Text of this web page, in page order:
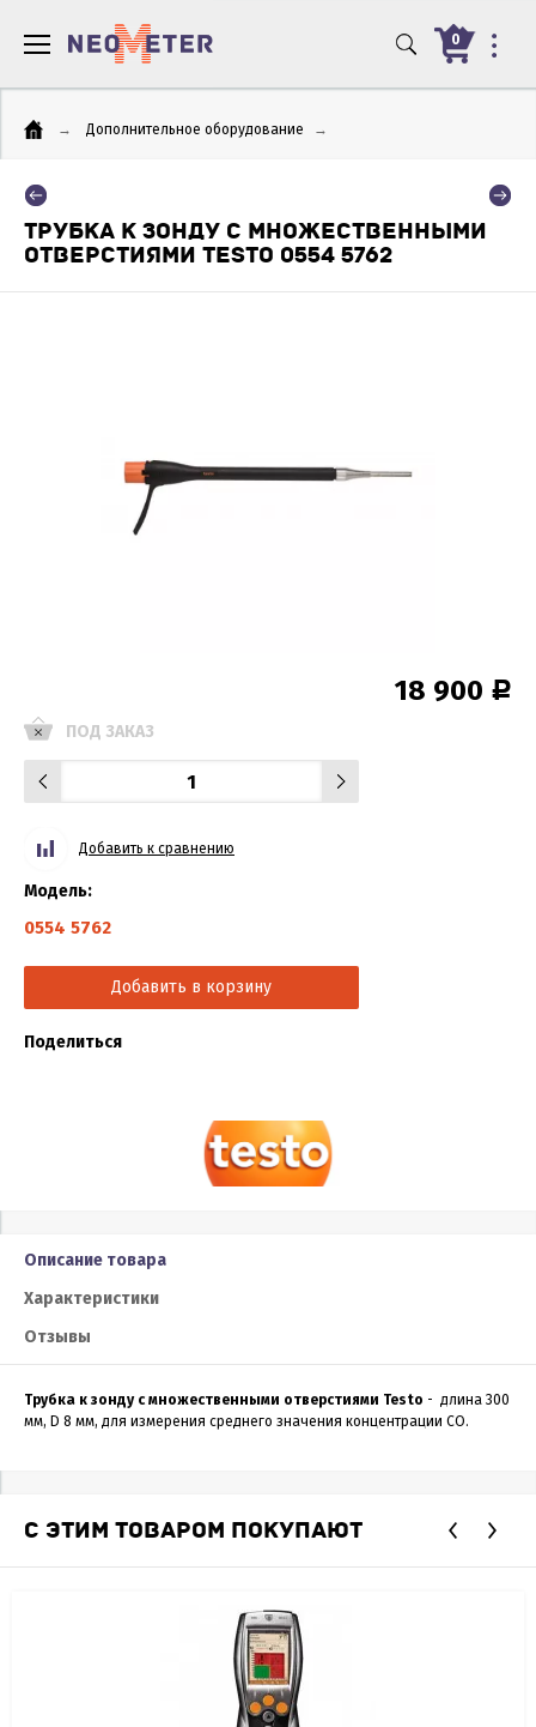
0
→ Дополнительное оборудование →
ТРУБКА К ЗОНДУ С МНОЖЕСТВЕННЫМИ
ОТВЕРСТИЯМИ TESTO 0554 5762
18 900 Р
ПОД ЗАКАЗ
Добавить к сравнению
Модель:
0554 5762
Добавить в корзину
Поделиться
Описание товара
Характеристики
Отзывы
Трубка к зонду с множественными отверстиями Testo - длина 300
мм, D 8 мм, для измерения среднего значения концентрации CO.
С ЭТИМ ТОВАРОМ ПОКУПАЮТ